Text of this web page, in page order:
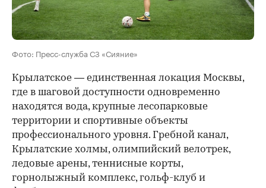
Фото: Пресс-служба СЗ «Сияние»
Крылатское — единственная локация Москвы,
где в шаговой доступности одновременно
находятся вода, крупные лесопарковые
территории и спортивные объекты
профессионального уровня. Гребной канал,
Крылатские холмы, олимпийский велотрек,
ледовые арены, теннисные корты,
горнолыжный комплекс, гольф-клуб и